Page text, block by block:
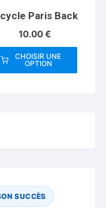
Paris Back
10.00€
CHOISIR UNE
OPTION
Ce
être
choisies
SUCCÈS